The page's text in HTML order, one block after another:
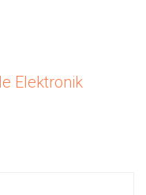
Elektronik